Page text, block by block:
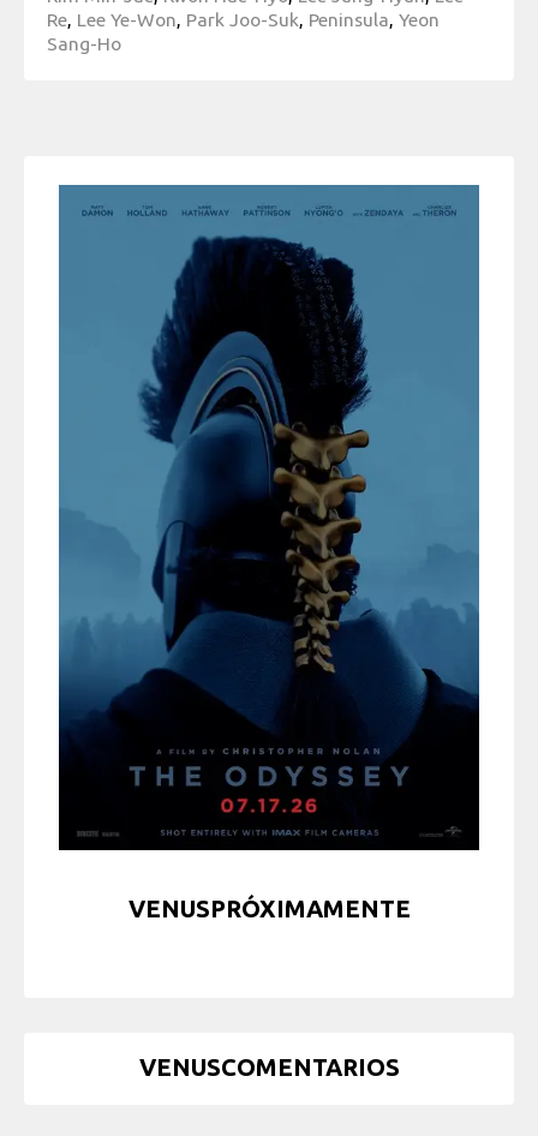
Re, Lee Ye-Won, Park Joo-Suk, Peninsula, Yeon
Sang-Ho
VENUSPRÓXIMAMENTE
VENUSCOMENTARIOS